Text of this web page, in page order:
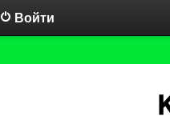
Войти